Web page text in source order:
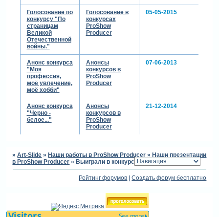
отредактировано pirantka
Голосование по
конкурсу "По
страницам
Великой
Отечественной
войны."
Голосование в
конкурсах
ProShow
Producer
05-05-2015
Анонс конкурса
"Моя
профессия,
моё увлечение,
моё хобби"
Анонсы
конкурсов в
ProShow
Producer
07-06-2013
Анонс конкурса
"Черно -
белое..."
Анонсы
конкурсов в
ProShow
Producer
21-12-2014
»Art-Slide » Наши работы в ProShow Producer » Наши презентации
в ProShow Producer » Выиграли в конкурсе!
Рейтинг форумов |Создать форум бесплатно